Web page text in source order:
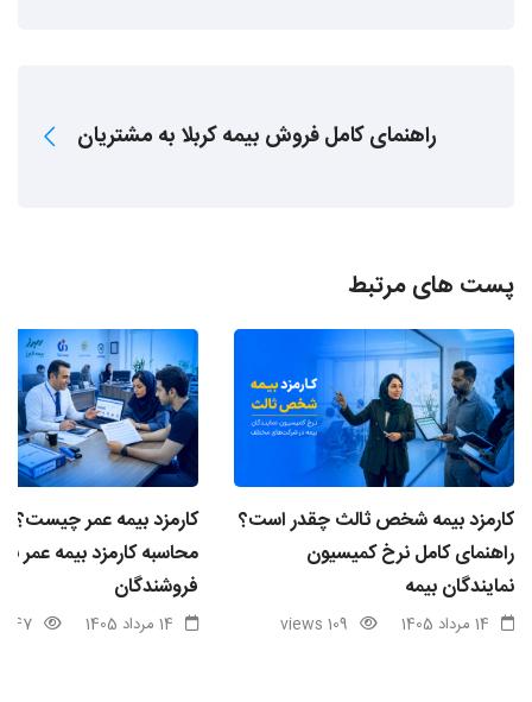
راهنمای کامل فروش بیمه کربلا به مشتریان
پست های مرتبط
کارمزد بیمه شخص ثالث چقدر است؟
راهنمای کامل نرخ کمیسیون
نمایندگان بیمه
14 مرداد 1405 109 views
کارمزد بیمه عمر چیست؟
محاسبه کارمزد بیمه عمر
فروشندگان
14 مرداد 1405 47 views